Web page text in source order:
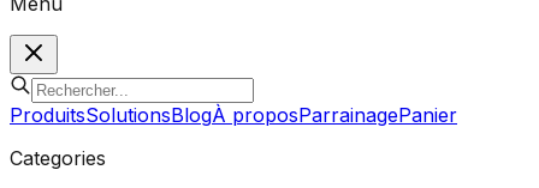
ProduitsSolutionsBlogÀ proposParrainagePanier
Categories